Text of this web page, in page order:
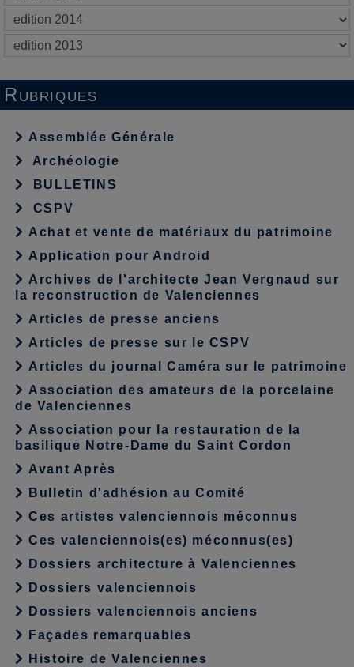
Rubriques
Assemblée Générale
Archéologie
BULLETINS
CSPV
Achat et vente de matériaux du patrimoine
Application pour Android
Archives de l'architecte Jean Vergnaud sur
la reconstruction de Valenciennes
Articles de presse anciens
Articles de presse sur le CSPV
Articles du journal Caméra sur le patrimoine
Association des amateurs de la porcelaine
de Valenciennes
Association pour la restauration de la
basilique Notre-Dame du Saint Cordon
Avant Après
Bulletin d'adhésion au Comité
Ces artistes valenciennois méconnus
Ces valenciennois(es) méconnus(es)
Dossiers architecture à Valenciennes
Dossiers valenciennois
Dossiers valenciennois anciens
Façades remarquables
Histoire de Valenciennes